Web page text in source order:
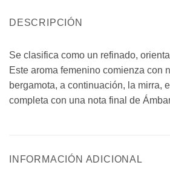
DESCRIPCIÓN
Se clasifica como un refinado,
Este aroma femenino comienza con
bergamota, a continuación, la mirra,
completa con una nota final de
INFORMACIÓN ADICIONAL